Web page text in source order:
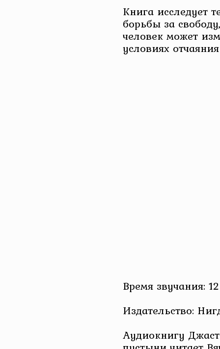
Книга исследует
борьбы за
человек может
условиях
Время звучания:
Издательство:
Аудиокнигу